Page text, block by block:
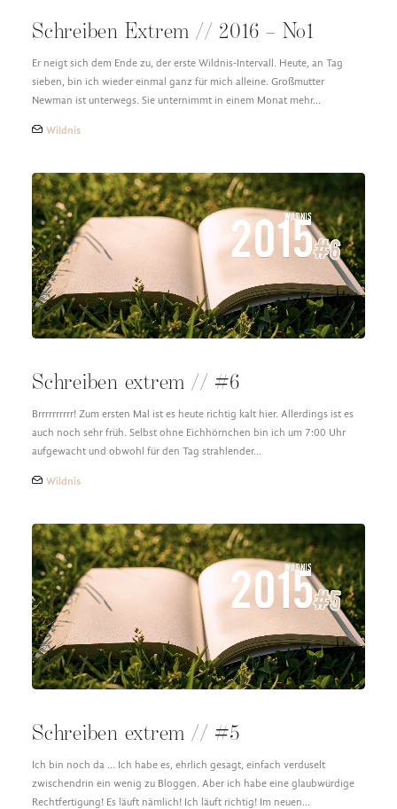
Schreiben Extrem // 2016 – No1
Er neigt sich dem Ende zu, der erste Wildnis-Intervall. Heute, an Tag
sieben, bin ich wieder einmal ganz für mich alleine. Großmutter
Newman ist unterwegs. Sie unternimmt in einem Monat mehr…
Wildnis
Schreiben extrem // #6
Brrrrrrrrrr! Zum ersten Mal ist es heute richtig kalt hier. Allerdings ist es
auch noch sehr früh. Selbst ohne Eichhörnchen bin ich um 7:00 Uhr
aufgewacht und obwohl für den Tag strahlender…
Wildnis
Schreiben extrem // #5
Ich bin noch da ... Ich habe es, ehrlich gesagt, einfach verduselt
zwischendrin ein wenig zu Bloggen. Aber ich habe eine glaubwürdige
Rechtfertigung! Es läuft nämlich! Ich läuft richtig! Im neuen…